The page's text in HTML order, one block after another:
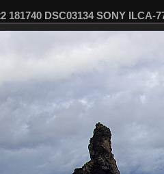
181740 DSC03134 SONY ILCA-